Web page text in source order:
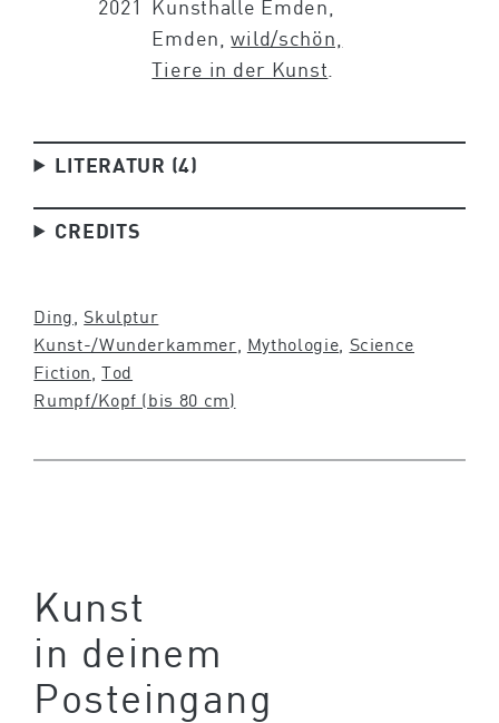
2021 Kunsthalle Emden,
Emden,wild/schön,
Tiere in der Kunst
LITERATUR (4)
CREDITS
Ding
Skulptur
Kunst-/Wunderkammer Mythologie Science
Fiction , Tod
Rumpf/Kopf (bis 80 cm)
Kunst
in deinem
Posteingang